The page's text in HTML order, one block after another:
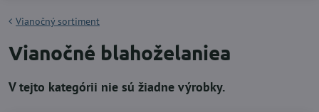
Vianočný sortiment
Vianočné blahoželaniea